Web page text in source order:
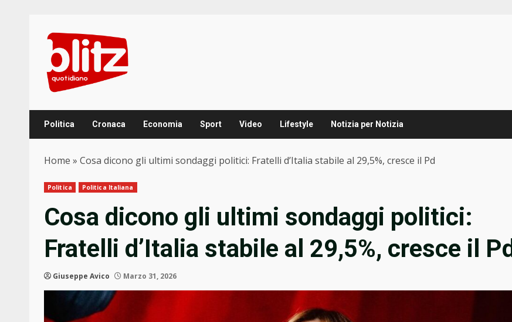
content
Politica Cronaca Economia Sport Video Lifestyle Notizia per Notizia
Home » Cosa dicono gli ultimi sondaggi politici: Fratelli d’Italia stabile al 29,5%, cresce il Pd
Politica Politica Italiana
Cosa dicono gli ultimi sondaggi politici:
Fratelli d’Italia stabile al 29,5%, cresce il Pd
Giuseppe Avico Marzo 31, 2026